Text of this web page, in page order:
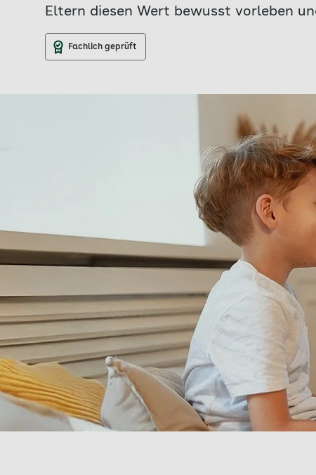
Eltern diesen Wert bewusst vorleben
Fachlich geprüft